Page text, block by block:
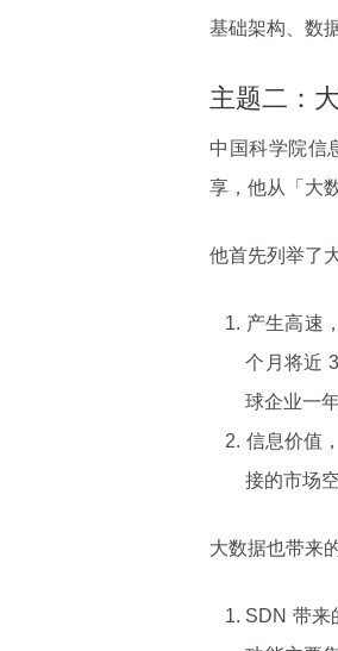
基础架构、数
主题二：
中国科学院信
享，他从「大
他首先列举了
产生高速
个月将近
球企业一
信息价值
接的市场
大数据也带来
SDN 带来